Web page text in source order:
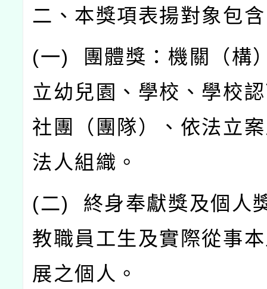
二、本獎項表揚對象包
(一)
團體獎：機關（構
立幼兒園、學校、學校
社團（團隊）、依法立
法人組織。
(二) 終身奉獻獎及個人
教職員工生及實際從事
展之個人。